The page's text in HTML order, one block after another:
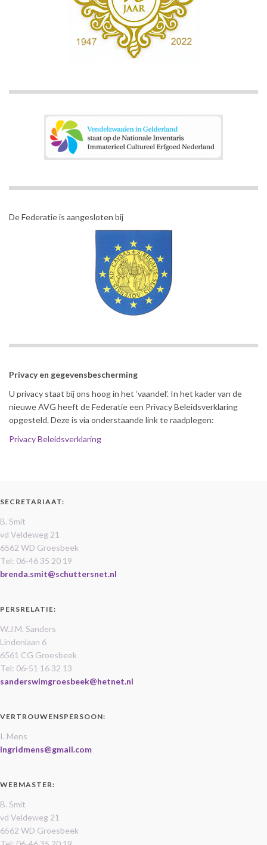
De Federatie is aangesloten bij
Privacy en gegevensbescherming
U privacy staat bij ons hoog in het ‘vaandel’. In het kader van de
nieuwe AVG heeft de Federatie een Privacy Beleidsverklaring
opgesteld. Deze is via onderstaande link te raadplegen:
Privacy Beleidsverklaring
SECRETARIAAT:
B. Smit
vd Veldeweg 21
6562 WD Groesbeek
Tel: 06-46 35 20 19
brenda.smit@schuttersnet.nl
PERSRELATIE:
W.J.M. Sanders
Lindenlaan 6
6561 CG Groesbeek
Tel: 06-51 16 32 13
sanderswimgroesbeek@hetnet.nl
VERTROUWENSPERSOON:
I. Mens
Ingridmens@gmail.com
WEBMASTER:
B. Smit
vd Veldeweg 21
6562 WD Groesbeek